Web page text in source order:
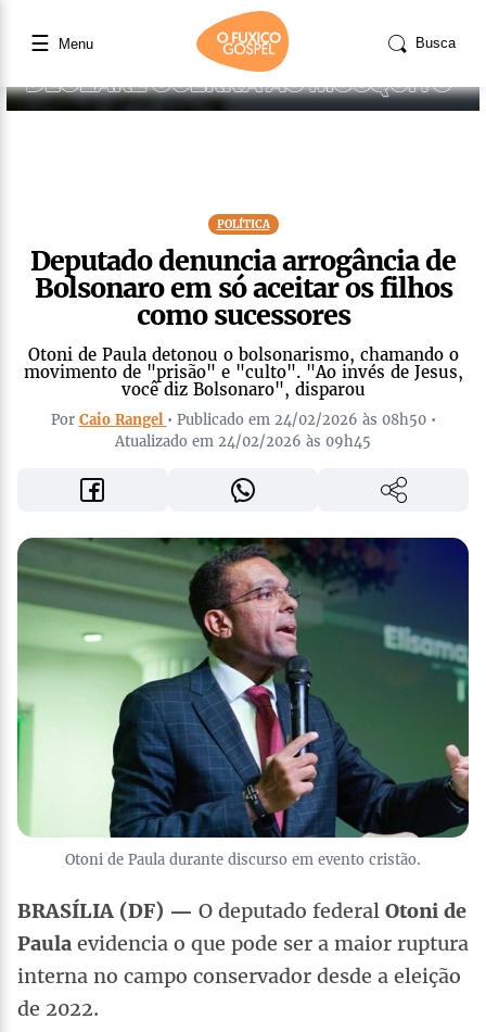
☰ Menu Busca
POLÍTICA
Deputado denuncia arrogância de
Bolsonaro em só aceitar os filhos
como sucessores
Otoni de Paula detonou o bolsonarismo, chamando o
movimento de "prisão" e "culto". "Ao invés de Jesus,
você diz Bolsonaro", disparou
Por Caio Rangel • Publicado em 24/02/2026 às 08h50 •
Atualizado em 24/02/2026 às 09h45
Otoni de Paula durante discurso em evento cristão.
BRASÍLIA (DF) — O deputado federal Otoni de
Paula evidencia o que pode ser a maior ruptura
interna no campo conservador desde a eleição
de 2022.